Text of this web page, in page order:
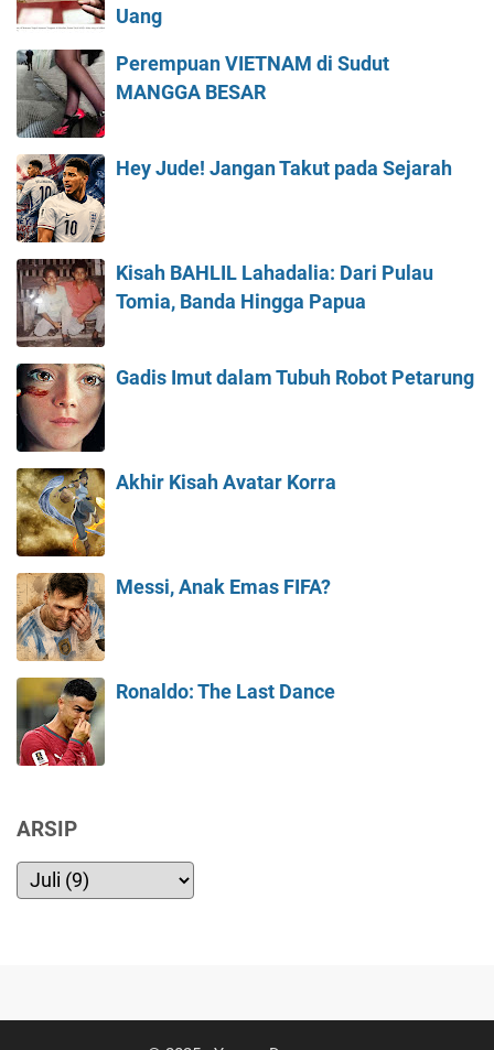
Uang
Perempuan VIETNAM di Sudut
MANGGA BESAR
Hey Jude! Jangan Takut pada Sejarah
Kisah BAHLIL Lahadalia: Dari Pulau
Tomia, Banda Hingga Papua
Gadis Imut dalam Tubuh Robot Petarung
Akhir Kisah Avatar Korra
Messi, Anak Emas FIFA?
Ronaldo: The Last Dance
ARSIP